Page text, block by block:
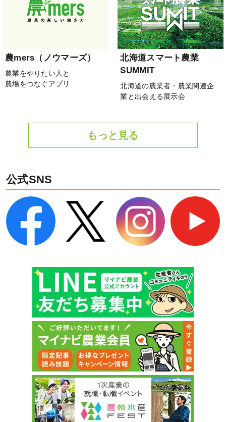
農mers（ノウマーズ）
農業をやりたい人と
農場をつなぐアプリ
北海道スマート農業
SUMMIT
北海道の農業者・農業関連企
業と出会える展示会
もっと見る
公式SNS